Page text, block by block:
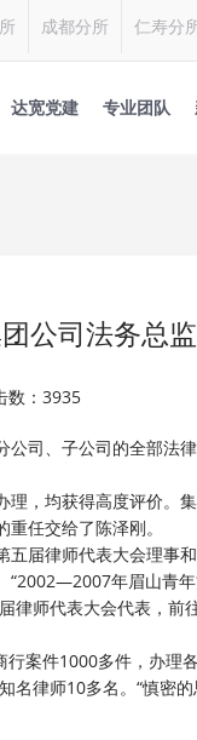
成都分所 仁寿分
达宽党建 专业团队
公司法务总监
数：3935
司、子公司的全部法
，均获得高度评价。
任交给了陈泽刚。
届律师代表大会理事
年眉山青年
律师代表大会代表，前
案件1000多件，办理
律师10多名。“慎密